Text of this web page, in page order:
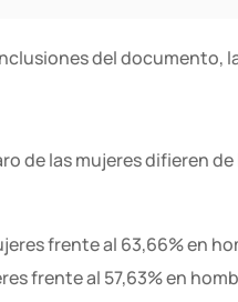
del documento,
de las mujeres difieren
frente al 63,66% en
frente al 57,63% en